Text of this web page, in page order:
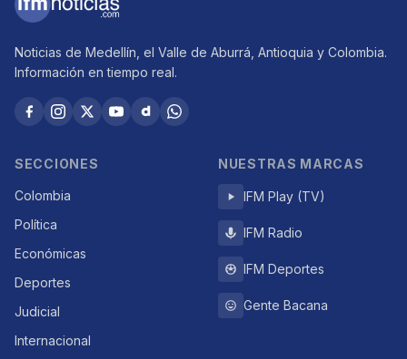
Noticias de Medellín, el Valle de Aburrá, Antioquia y Colombia.
Información en tiempo real.
SECCIONES
Colombia
Política
Económicas
Deportes
Judicial
Internacional
NUESTRAS MARCAS
IFM Play (TV)
IFM Radio
IFM Deportes
Gente Bacana